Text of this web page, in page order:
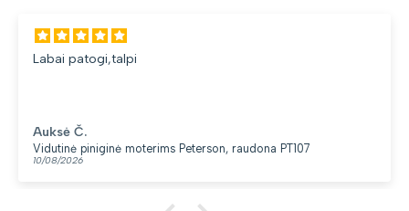
Labai patogi,talpi
Auksė Č.
Vidutinė piniginė moterims Peterson, raudona PT107
10/08/2026